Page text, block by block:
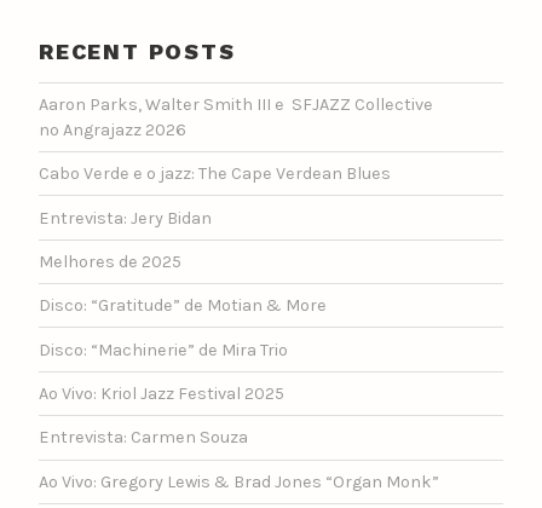
RECENT POSTS
Aaron Parks, Walter Smith III e SFJAZZ Collective
no Angrajazz 2026
Cabo Verde e o jazz: The Cape Verdean Blues
Entrevista: Jery Bidan
Melhores de 2025
Disco: “Gratitude” de Motian & More
Disco: “Machinerie” de Mira Trio
Ao Vivo: Kriol Jazz Festival 2025
Entrevista: Carmen Souza
Ao Vivo: Gregory Lewis & Brad Jones “Organ Monk”